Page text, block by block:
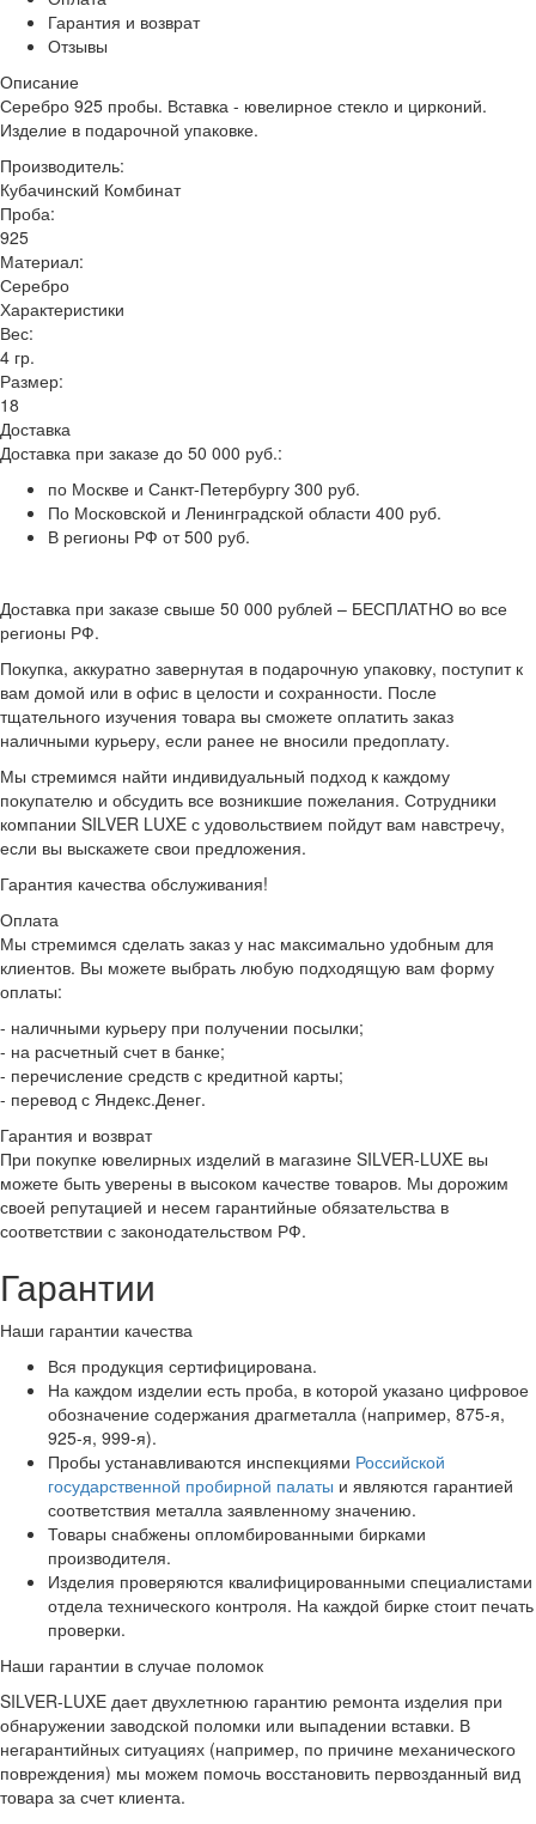
Гарантия и возврат
Отзывы
Описание
Серебро 925 пробы. Вставка - ювелирное стекло и цирконий.
Изделие в подарочной упаковке.
Производитель:
Кубачинский Комбинат
Проба:
925
Материал:
Серебро
Характеристики
Вес:
4 гр.
Размер:
18
Доставка
Доставка при заказе до 50 000 руб.:
по Москве и Санкт-Петербургу 300 руб.
По Московской и Ленинградской области 400 руб.
В регионы РФ от 500 руб.
Доставка при заказе свыше 50 000 рублей – БЕСПЛАТНО во все
регионы РФ.
Покупка, аккуратно завернутая в подарочную упаковку, поступит к
вам домой или в офис в целости и сохранности. После
тщательного изучения товара вы сможете оплатить заказ
наличными курьеру, если ранее не вносили предоплату.
Мы стремимся найти индивидуальный подход к каждому
покупателю и обсудить все возникшие пожелания. Сотрудники
компании SILVER LUXE с удовольствием пойдут вам навстречу,
если вы выскажете свои предложения.
Гарантия качества обслуживания!
Оплата
Мы стремимся сделать заказ у нас максимально удобным для
клиентов. Вы можете выбрать любую подходящую вам форму
оплаты:
- наличными курьеру при получении посылки;
- на расчетный счет в банке;
- перечисление средств с кредитной карты;
- перевод с Яндекс.Денег.
Гарантия и возврат
При покупке ювелирных изделий в магазине SILVER-LUXE вы
можете быть уверены в высоком качестве товаров. Мы дорожим
своей репутацией и несем гарантийные обязательства в
соответствии с законодательством РФ.
Гарантии
Наши гарантии качества
Вся продукция сертифицирована.
На каждом изделии есть проба, в которой указано цифровое
обозначение содержания драгметалла (например, 875-я,
925-я, 999-я).
Пробы устанавливаются инспекциями Российской
государственной пробирной палаты и являются гарантией
соответствия металла заявленному значению.
Товары снабжены опломбированными бирками
производителя.
Изделия проверяются квалифицированными специалистами
отдела технического контроля. На каждой бирке стоит печать
проверки.
Наши гарантии в случае поломок
SILVER-LUXE дает двухлетнюю гарантию ремонта изделия при
обнаружении заводской поломки или выпадении вставки. В
негарантийных ситуациях (например, по причине механического
повреждения) мы можем помочь восстановить первозданный вид
товара за счет клиента.